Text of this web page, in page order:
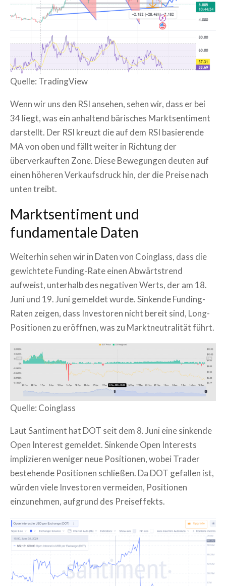
Quelle: TradingView
Wenn wir uns den RSI ansehen, sehen wir, dass er bei
34 liegt, was ein anhaltend bärisches Marktsentiment
darstellt. Der RSI kreuzt die auf dem RSI basierende
MA von oben und fällt weiter in Richtung der
überverkauften Zone. Diese Bewegungen deuten auf
einen höheren Verkaufsdruck hin, der die Preise nach
unten treibt.
Marktsentiment und
fundamentale Daten
Weiterhin sehen wir in Daten von Coinglass, dass die
gewichtete Funding-Rate einen Abwärtstrend
aufweist, unterhalb des negativen Werts, der am 18.
Juni und 19. Juni gemeldet wurde. Sinkende Funding-
Raten zeigen, dass Investoren nicht bereit sind, Long-
Positionen zu eröffnen, was zu Marktneutralität führt.
Quelle: Coinglass
Laut Santiment hat DOT seit dem 8. Juni eine sinkende
Open Interest gemeldet. Sinkende Open Interests
implizieren weniger neue Positionen, wobei Trader
bestehende Positionen schließen. Da DOT gefallen ist,
würden viele Investoren vermeiden, Positionen
einzunehmen, aufgrund des Preiseffekts.